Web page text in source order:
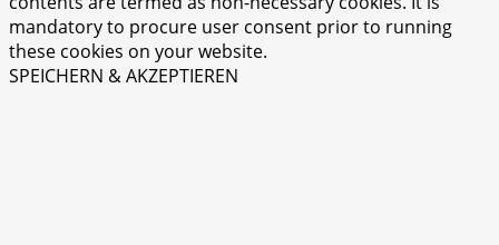
mandatory to procure user consent prior to running
these cookies on your website.
SPEICHERN & AKZEPTIEREN